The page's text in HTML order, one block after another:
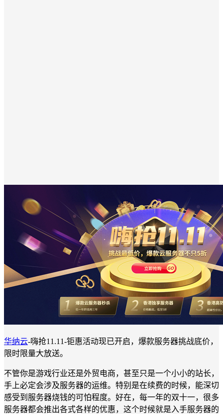
华纳云-嗨抢11.11-钜惠活动现已开启，爆款服务器挑战底价，
限时限量大放送。
不管你是游戏行业还是外贸电商，甚至只是一个小小的站长，
手上必定会涉及服务器的运维。特别是在续费的时候，能深切
感受到服务器烧钱的可怕程度。好在，每一年的双十一，很多
服务器都会推出各式各样的优惠，这个时候就是入手服务器的